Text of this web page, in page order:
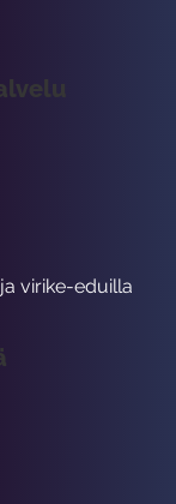
virike-eduilla